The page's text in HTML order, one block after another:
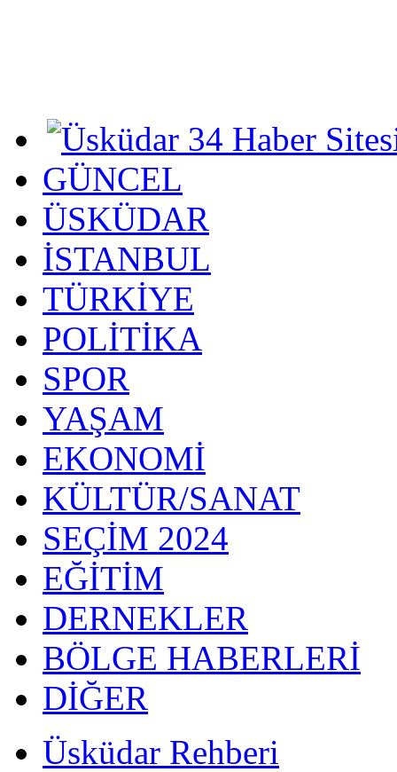
GÜNCEL
ÜSKÜDAR
İSTANBUL
TÜRKİYE
POLİTİKA
SPOR
YAŞAM
EKONOMİ
KÜLTÜR/SANAT
SEÇİM 2024
EĞİTİM
DERNEKLER
BÖLGE HABERLERİ
DİĞER
Üsküdar Rehberi